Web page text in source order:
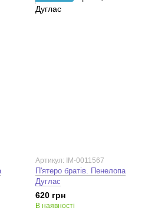
Артикул: IM-0011567
П'ятеро братів. Пенелопа
Дуглас
620 грн
В наявності